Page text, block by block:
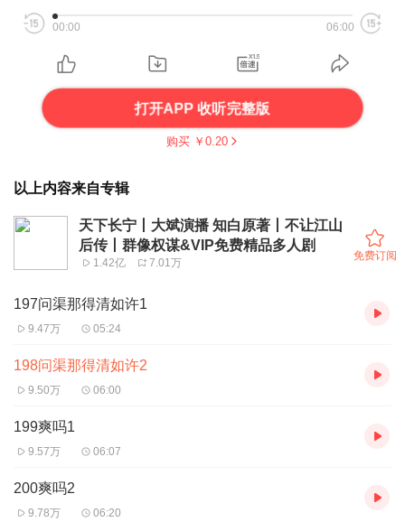
00:00 06:00
打开APP 收听完整版
购买 ￥ 0.20
以上内容来自专辑
天下长宁丨大斌演播 知白原著丨不让江山
后传丨群像权谋&VIP免费精品多人剧
1.42亿 7.01万
免费订阅
197问渠那得清如许1
9.47万 05:24
198问渠那得清如许2
9.50万 06:00
199爽吗1
9.57万 06:07
200爽吗2
9.78万 06:20